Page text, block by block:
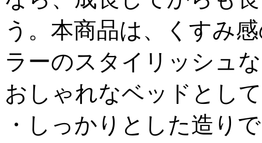
う。本商品は、くすみ
ラーのスタイリッシュ
おしゃれなベッドとし
・しっかりとした造り